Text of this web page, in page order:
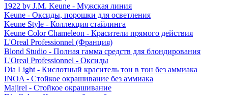
1922 by J.M. Keune - Мужская линия
Keune - Оксиды, порошки для осветления
Keune Style - Коллекция стайлинга
Keune Color Chameleon - Красители прямого действия
L'Oreal Professionnel (Франция)
Blond Studio - Полная гамма средств для блондирования
L'Oreal Professionnel - Оксиды
Dia Light - Кислотный краситель тон в тон без аммиака
INOA - Стойкое окрашивание без аммиака
Majirel - Стойкое окрашивание